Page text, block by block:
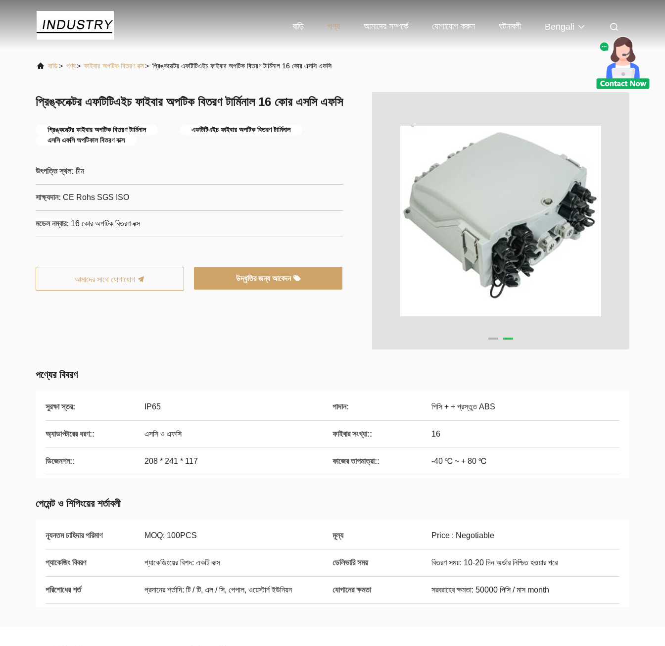
বাড়ি পণ্য আমাদের সম্পর্কে যোগাযোগ করুন ঘটনাবলী Bengali
বাড়ি> পণ্য> ফাইবার অপটিক বিতরণ বক্স> প্রিঙ্কনেক্টর এফটিটিএইচ ফাইবার অপটিক বিতরণ টার্মিনাল 16 কোর এসসি এফসি
প্রিঙ্কনেক্টর এফটিটিএইচ ফাইবার অপটিক বিতরণ টার্মিনাল 16 কোর এসসি এফসি
প্রিঙ্কনেক্টর ফাইবার অপটিক বিতরণ টার্মিনাল
এফটিটিএইচ ফাইবার অপটিক বিতরণ টার্মিনাল
এসসি এফসি অপটিকাল বিতরণ বাক্স
উৎপত্তি স্থল: চীন
সাক্ষ্যদান: CE Rohs SGS ISO
মডেল নম্বার: 16 কোর অপটিক বিতরণ বক্স
আমাদের সাথে যোগাযোগ উদ্ধৃতির জন্য আবেদন
পণ্যের বিবরণ
সুরক্ষা স্তর: IP65 পাদান: পিসি + + প্রস্তুত ABS
অ্যাডাপ্টারের ধরণ:: এসসি ও এফসি ফাইবার সংখ্যা:: 16
ডিজেনশন:: 208 * 241 * 117 কাজের তাপমাত্রা:: -40 ℃ ~ + 80 ℃
পেমেন্ট ও শিপিংয়ের শর্তাবলী
ন্যূনতম চাহিদার পরিমাণ MOQ: 100PCS মূল্য Price : Negotiable
প্যাকেজিং বিবরণ প্যাকেজিংয়ের বিশদ: একটি বাক্স ডেলিভারি সময় বিতরণ সময়: 10-20 দিন অর্ডার নিশ্চিত হওয়ার পরে
পরিশোধের শর্ত প্রদানের শর্তাদি: টি / টি, এল / সি, পেপাল, ওয়েস্টার্ন ইউনিয়ন যোগানের ক্ষমতা সরবরাহের ক্ষমতা: 50000 পিসি / মাস month